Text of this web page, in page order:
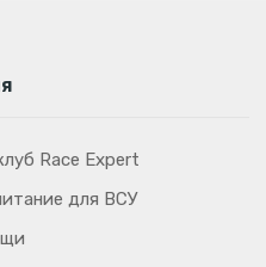
Race Expert
для ВСУ